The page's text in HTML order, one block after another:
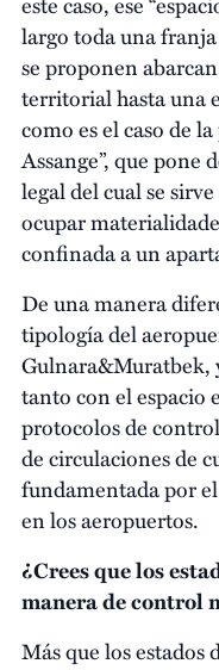
largo toda una
se proponen
territorial hasta una
como es el caso de
Assange”, que
legal del cual se
ocupar
confinada a un
De una manera
tipología del
Gulnara&Muratbek,
tanto con el espacio
protocolos de
de circulaciones de
fundamentada por
en los aeropuertos.
¿Crees que los
manera de control
Más que los estados